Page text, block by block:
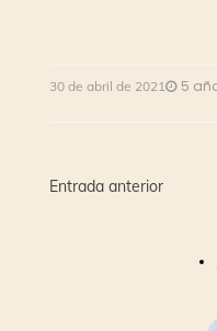
30 de abril de 2021 5
entradas
Entrada anterior